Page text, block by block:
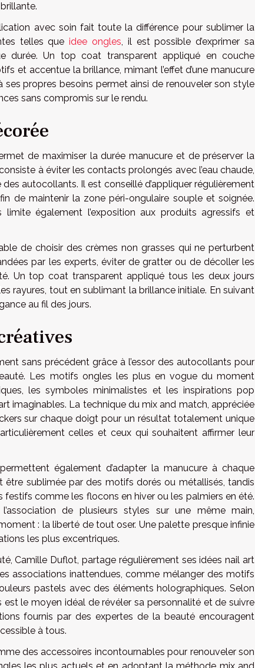
avec soin fait toute la différence pour sublimer la
telles queidee ongles, il est possible d’exprimer sa
durée. Un top coat transparent appliqué en couche
et accentue la brillance, mimant l’effet d’une manucure
propres besoins permet ainsi de renouveler son style
sans compromis sur le rendu.
de maximiser la durée manucure et de préserver la
à éviter les contacts prolongés avec l’eau chaude,
autocollants. Il est conseillé d’appliquer régulièrement
de maintenir la zone péri-ongulaire souple et soignée.
limite également l’exposition aux produits agressifs et
de choisir des crèmes non grasses qui ne perturbent
par les experts, éviter de gratter ou de décoller les
Un top coat transparent appliqué tous les deux jours
rayures, tout en sublimant la brillance initiale. En suivant
au fil des jours.
sans précédent grâce à l’essor des autocollants pour
Les motifs ongles les plus en vogue du moment
les symboles minimalistes et les inspirations pop
imaginables. La technique du mix and match, appréciée
sur chaque doigt pour un résultat totalement unique
celles et ceux qui souhaitent affirmer leur
également d’adapter la manucure à chaque
être sublimée par des motifs dorés ou métallisés, tandis
comme les flocons en hiver ou les palmiers en été.
de plusieurs styles sur une même main,
: la liberté de tout oser. Une palette presque infinie
les plus excentriques.
Camille Duflot, partage régulièrement ses idées nail art
associations inattendues, comme mélanger des motifs
pastels avec des éléments holographiques. Selon
le moyen idéal de révéler sa personnalité et de suivre
fournis par des expertes de la beauté encouragent
à tous.
des accessoires incontournables pour renouveler son